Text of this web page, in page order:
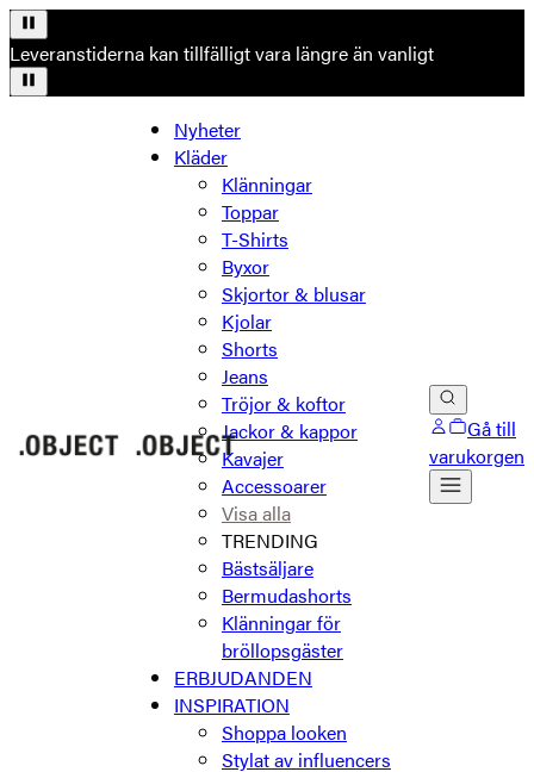
Leveranstiderna kan tillfälligt vara längre än vanligt
Nyheter
Kläder
Klänningar
Toppar
T-Shirts
Byxor
Skjortor & blusar
Kjolar
Shorts
Jeans
Tröjor & koftor
Jackor & kappor
Kavajer
Accessoarer
Visa alla
TRENDING
Bästsäljare
Bermudashorts
Klänningar för
bröllopsgäster
ERBJUDANDEN
INSPIRATION
Shoppa looken
Stylat av influencers
Gå till
varukorgen